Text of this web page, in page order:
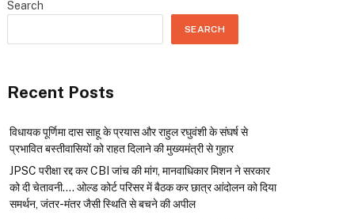
Search
SEARCH
Recent Posts
विधायक पूर्णिमा दास साहू के प्रयास और राहुल रघुवंशी के संघर्ष से
प्रभावित बस्तीवासियों को राहत दिलाने की मुख्यमंत्री से गुहार
JPSC परीक्षा रद्द कर CBI जांच की मांग, मानवाधिकार मिशन ने सरकार
को दी चेतावनी…. ओल्ड कोर्ट परिसर में बैठक कर छात्र आंदोलन को दिया
समर्थन, जंतर-मंतर जैसी स्थिति से बचने की अपील